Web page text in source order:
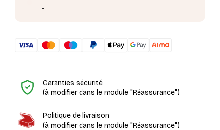
-
Garanties sécurité
(à modifier dans le module "Réassurance")
Politique de livraison
(à modifier dans le module "Réassurance")